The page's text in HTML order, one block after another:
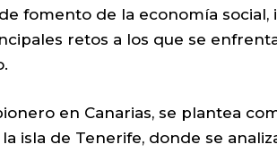
fomento de la economía social,
retos a los que se
en Canarias, se plantea
isla de Tenerife, donde se